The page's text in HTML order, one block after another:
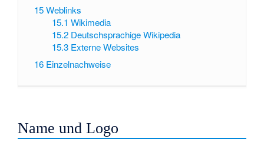
15Weblinks
15.1 Wikimedia
15.2 Deutschsprachige Wikipedia
15.3 Externe Websites
16 Einzelnachweise
Name und Logo